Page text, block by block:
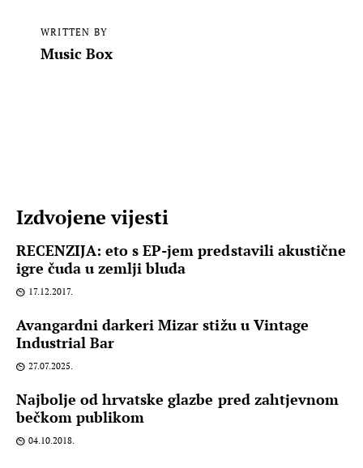
WRITTEN BY
Music Box
Izdvojene vijesti
RECENZIJA: eto s EP-jem predstavili akustične
igre čuda u zemlji bluda
17.12.2017.
Avangardni darkeri Mizar stižu u Vintage
Industrial Bar
27.07.2025.
Najbolje od hrvatske glazbe pred zahtjevnom
bečkom publikom
04.10.2018.